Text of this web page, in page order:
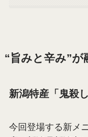
“旨みと辛み”が
新潟特産「鬼殺
今回登場する新メ